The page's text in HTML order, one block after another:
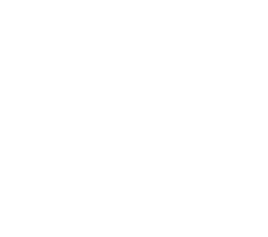
en materia de
a Real Academia
que faciliten o seu correo
información de carácter